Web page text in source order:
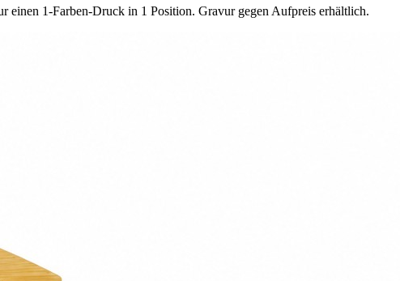
einen 1-Farben-Druck in 1 Position. Gravur gegen Aufpreis erhältlich.